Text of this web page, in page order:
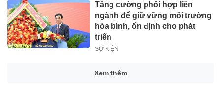
Tăng cường phối hợp liên
ngành để giữ vững môi trường
hòa bình, ổn định cho phát
triển
SỰ KIỆN
Xem thêm